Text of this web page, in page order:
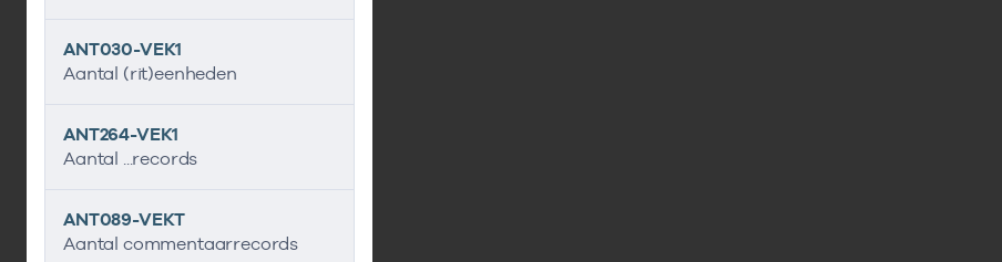
ANT030-VEK1
Aantal (rit)eenheden
ANT264-VEK1
Aantal ...records
ANT089-VEKT
Aantal commentaarrecords